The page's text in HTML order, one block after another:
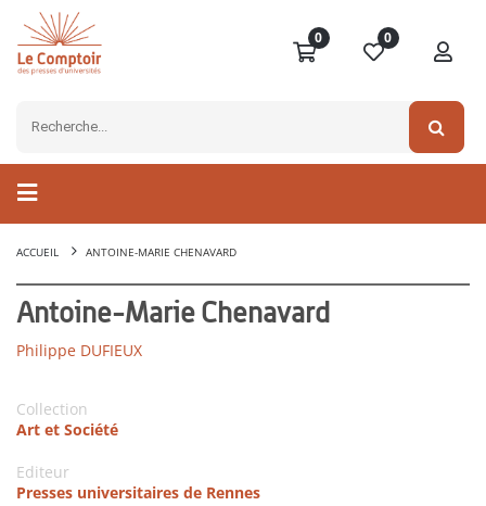
0 0
ACCUEIL ANTOINE-MARIE CHENAVARD
Antoine-Marie Chenavard
Philippe DUFIEUX
Collection
Art et Société
Editeur
Presses universitaires de Rennes